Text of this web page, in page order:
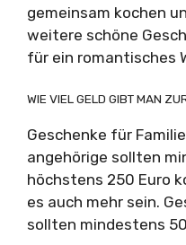
gemeinsam kochen
weitere schöne
für ein romantisches
WIE VIEL GELD GIBT MAN
Geschenke für
angehörige sollten
höchstens 250 Euro
es auch mehr sein.
sollten mindestens